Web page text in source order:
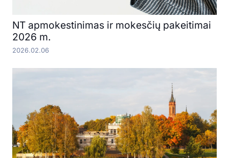
NT apmokestinimas ir mokesčių pakeitimai
2026 m.
2026.02.06